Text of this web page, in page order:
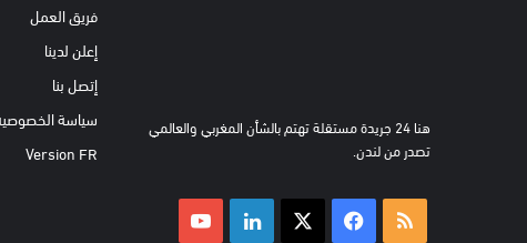
هنا 24 جريدة مستقلة تهتم بالشأن المغربي والعالمي
تصدر من لندن.
ملخص فيسبوك لينكدإن
فريق العمل
إعلن لدينا
إتصل بنا
سياسة
Version FR